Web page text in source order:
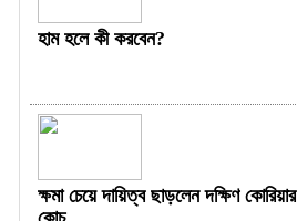
হাম হলে কী করবেন?
ক্ষমা চেয়ে দায়িত্ব ছাড়লেন দক্ষিণ কোরিয়ার